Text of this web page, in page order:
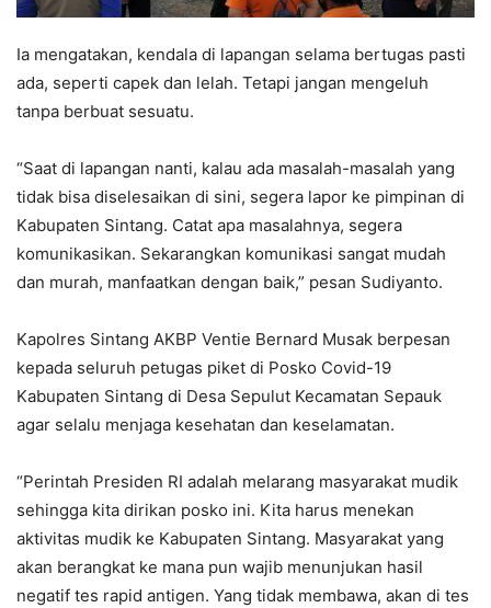
Ia mengatakan, kendala di lapangan selama bertugas pasti
ada, seperti capek dan lelah. Tetapi jangan mengeluh
tanpa berbuat sesuatu.
“Saat di lapangan nanti, kalau ada masalah-masalah yang
tidak bisa diselesaikan di sini, segera lapor ke pimpinan di
Kabupaten Sintang. Catat apa masalahnya, segera
komunikasikan. Sekarangkan komunikasi sangat mudah
dan murah, manfaatkan dengan baik,” pesan Sudiyanto.
Kapolres Sintang AKBP Ventie Bernard Musak berpesan
kepada seluruh petugas piket di Posko Covid-19
Kabupaten Sintang di Desa Sepulut Kecamatan Sepauk
agar selalu menjaga kesehatan dan keselamatan.
“Perintah Presiden RI adalah melarang masyarakat mudik
sehingga kita dirikan posko ini. Kita harus menekan
aktivitas mudik ke Kabupaten Sintang. Masyarakat yang
akan berangkat ke mana pun wajib menunjukan hasil
negatif tes rapid antigen. Yang tidak membawa, akan di tes